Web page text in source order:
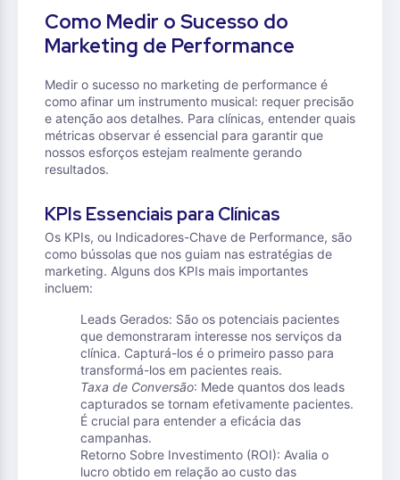
Como Medir o Sucesso do
Marketing de Performance
Medir o sucesso no marketing de performance é
como afinar um instrumento musical: requer precisão
e atenção aos detalhes. Para clínicas, entender quais
métricas observar é essencial para garantir que
nossos esforços estejam realmente gerando
resultados.
KPIs Essenciais para Clínicas
Os KPIs, ou Indicadores-Chave de Performance, são
como bússolas que nos guiam nas estratégias de
marketing. Alguns dos KPIs mais importantes
incluem:
Leads Gerados: São os potenciais pacientes
que demonstraram interesse nos serviços da
clínica. Capturá-los é o primeiro passo para
transformá-los em pacientes reais.
Taxa de Conversão: Mede quantos dos leads
capturados se tornam efetivamente pacientes.
É crucial para entender a eficácia das
campanhas.
Retorno Sobre Investimento (ROI): Avalia o
lucro obtido em relação ao custo das